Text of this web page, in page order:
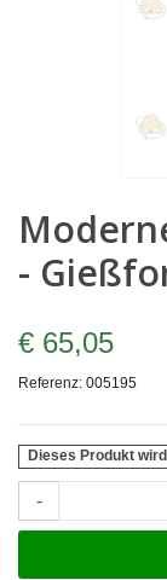
-
€ 65,05
Referenz: 005195
Dieses Produkt
-